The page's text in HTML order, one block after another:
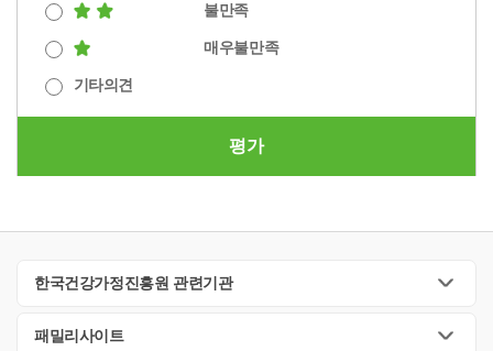
불만족
매우불만족
기타의견
평가
한국건강가정진흥원 관련기관
패밀리사이트